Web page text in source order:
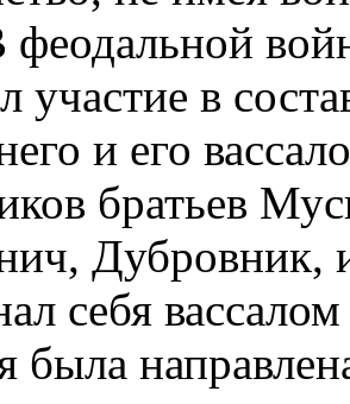
феодальной
участие в
и его
братьев
Дубровник,
себя
была